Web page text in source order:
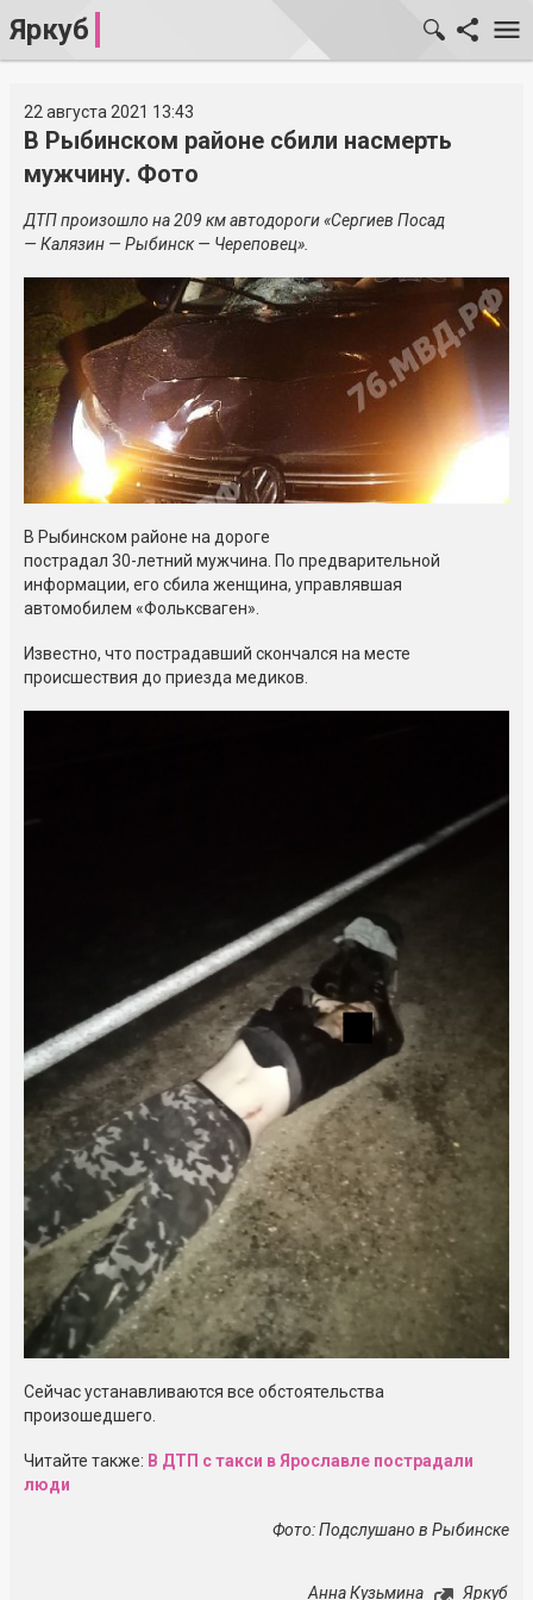
Яркуб
22 августа 2021 13:43
В Рыбинском районе сбили насмерть
мужчину. Фото
ДТП произошло на 209 км автодороги «Сергиев Посад
— Калязин — Рыбинск — Череповец».
В Рыбинском районе на дороге
пострадал 30-летний мужчина. По предварительной
информации, его сбила женщина, управлявшая
автомобилем «Фольксваген».
Известно, что пострадавший скончался на месте
происшествия до приезда медиков.
Сейчас устанавливаются все обстоятельства
произошедшего.
Читайте также: В ДТП с такси в Ярославле пострадали
люди
Фото: Подслушано в Рыбинске
Анна Кузьмина Яркуб